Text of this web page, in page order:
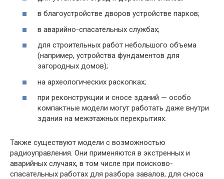
в благоустройстве дворов устройстве парков;
в аварийно-спасательных службах;
для строительных работ небольшого объема
(например, устройства фундаментов для
загородных домов);
на археологических раскопках;
при реконструкции и сносе зданий — особо
компактные модели могут работать даже внутри
здания на межэтажных перекрытиях.
Также существуют модели с возможностью
радиоуправления. Они применяются в экстренных и
аварийных случаях, в том числе при поисково-
спасательных работах для разбора завалов, для сноса